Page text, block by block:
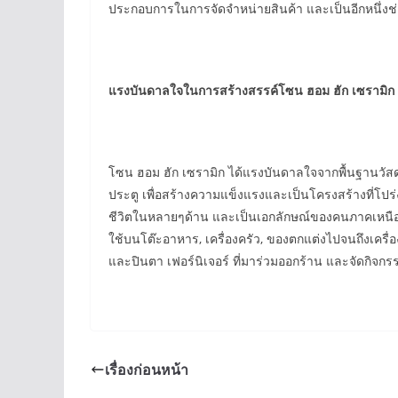
ประกอบการในการจัดจำหน่ายสินค้า และเป็นอีกหนึ่
แรงบันดาลใจในการสร้างสรรค์โซน ฮอม ฮัก เซรา
โซน ฮอม ฮัก เซรามิก ได้แรงบันดาลใจจากพื้นฐานวั
ประตู เพื่อสร้างความแข็งแรงและเป็นโครงสร้างที่โ
ชีวิตในหลายๆด้าน และเป็นเอกลักษณ์ของคนภาคเห
ใช้บนโต๊ะอาหาร, เครื่องครัว, ของตกแต่งไปจนถึงเค
และปินตา เฟอร์นิเจอร์ ที่มาร่วมออกร้าน และจัดกิจก
เรื่องก่อนหน้า